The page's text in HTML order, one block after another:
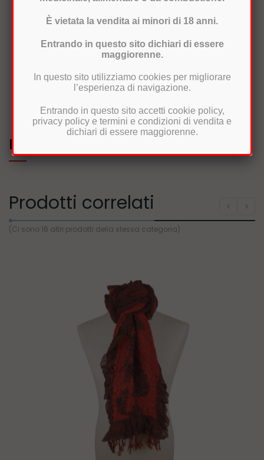
Spedizione in 24/48h
Reso semplice e veloce
REVIEWS
Prodotti correlati
(Ci sono 16 altri prodotti della stessa categoria)
È vietata la vendita ai minori di 18 anni.
Entrando in questo sito dichiari di essere
maggiorenne.
In questo sito utilizziamo cookies per migliorare
l’esperienza di navigazione.
Entrando in questo sito accetti cookie policy,
privacy policy e termini e condizioni di vendita e
dichiari di essere maggiorenne.